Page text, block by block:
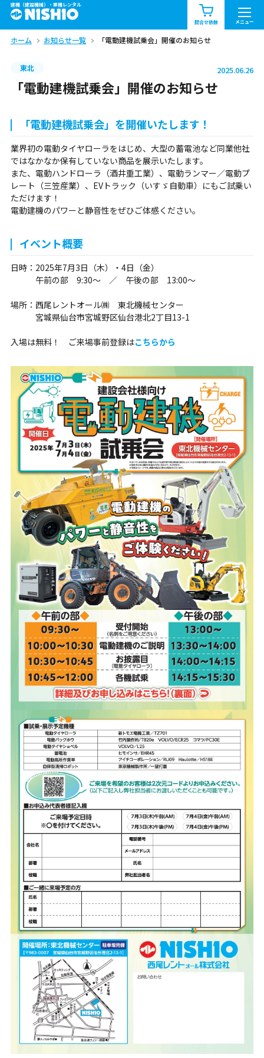
建機（建設機械）・重機レンタル
問合せ依頼 メニュー
商品一覧 お知らせ一覧
問合せ依頼リスト お問合せ
北海道 東北 関東
中部 関西 中国・四国
九州・沖縄（外部）
ホーム お知らせ一覧 「電動建機試乗会」開催のお知らせ
東北 2025.06.26
「電動建機試乗会」開催のお知らせ
「電動建機試乗会」を開催いたします！
業界初の電動タイヤローラをはじめ、大型の蓄電池など同業他社
ではなかなか保有していない商品を展示いたします。
また、電動ハンドローラ（酒井重工業）、電動ランマー／電動プ
レート（三笠産業）、EVトラック（いすゞ自動車）にもご試乗い
ただけます！
電動建機のパワーと静音性をぜひご体感ください。
イベント概要
日時：2025年7月3日（木）・4日（金）
午前の部 9:30～ ／ 午後の部 13:00～
場所：西尾レントオール㈱ 東北機械センター
宮城県仙台市宮城野区仙台港北2丁目13-1
入場は無料！ ご来場事前登録はこちらから